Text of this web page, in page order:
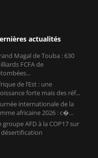
actualités
Magal de Touba : 630
FCFA de
de l’Est : une
forte mais des réf...
internationale de la
africaine 2026 : c�...
groupe AFD à la COP17 sur
désertification